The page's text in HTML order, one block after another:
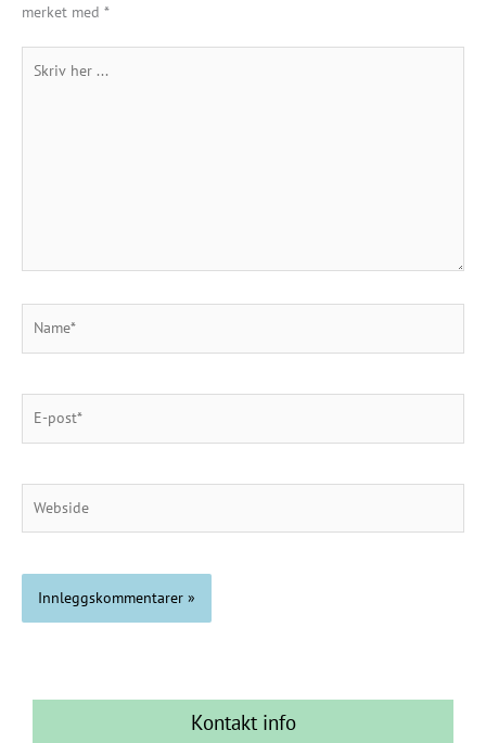
merket med *
her
post*
Kontakt info